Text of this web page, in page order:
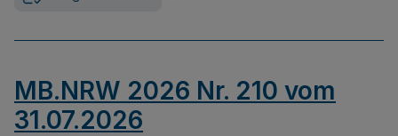
MB.NRW 2026 Nr. 210 vom
31.07.2026